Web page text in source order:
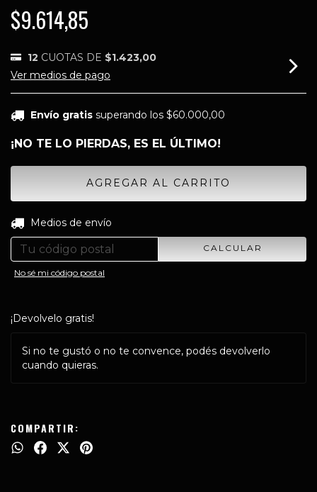
$9.614,85
12 CUOTAS DE $1.423,00
Ver medios de pago
Envío gratis superando los $60.000,00
¡NO TE LO PIERDAS, ES EL ÚLTIMO!
Entregas para el CP:
Medios de envío
CALCULAR
No sé mi código postal
¡Devolvelo gratis!
Si no te gustó o no te convence, podés devolverlo
cuando quieras.
COMPARTIR: